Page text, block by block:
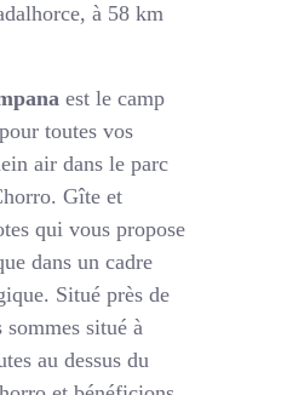
à 58 km
est le camp
toutes vos
air dans le parc
Gîte et
qui vous propose
dans un cadre
Situé près de
situé à
au dessus du